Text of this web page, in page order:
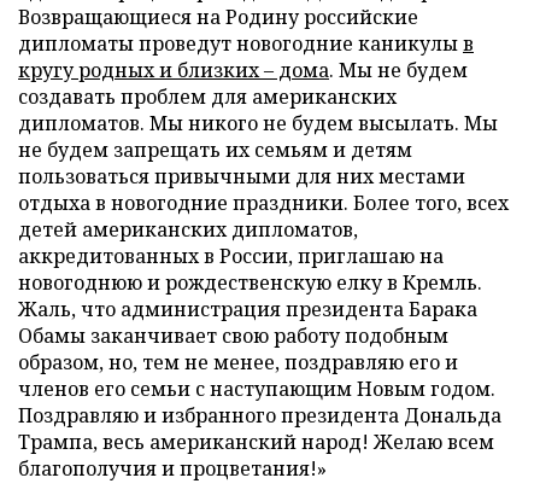
Возвращающиеся на Родину российские
дипломаты проведут новогодние каникулыв
кругу родных и близких – дома. Мы не будем
создавать проблем для американских
дипломатов. Мы никого не будем высылать. Мы
не будем запрещать их семьям и детям
пользоваться привычными для них местами
отдыха в новогодние праздники. Более того, всех
детей американских дипломатов,
аккредитованных в России, приглашаю на
новогоднюю и рождественскую елку в Кремль.
Жаль, что администрация президента Барака
Обамы заканчивает свою работу подобным
образом, но, тем не менее, поздравляю его и
членов его семьи с наступающим Новым годом.
Поздравляю и избранного президента Дональда
Трампа, весь американский народ! Желаю всем
благополучия и процветания!»